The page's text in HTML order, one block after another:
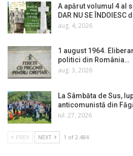
A apărut volumul 4 al
DAR NU SE ÎNDOIESC
aug. 4, 2026
1 august 1964.
politici din România…
aug. 3, 2026
La Sâmbăta de Sus,
anticomunistă din
iul. 27, 2026
PREV NEXT 1 of 2.484